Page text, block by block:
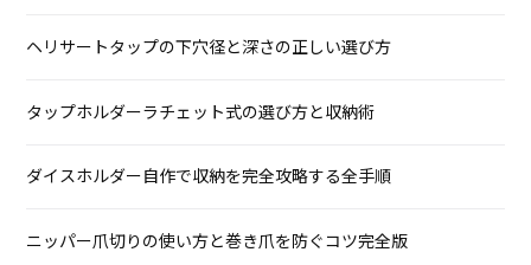
ヘリサートタップの下穴径と深さの正しい選び方
タップホルダーラチェット式の選び方と収納術
ダイスホルダー自作で収納を完全攻略する全手順
ニッパー爪切りの使い方と巻き爪を防ぐコツ完全版